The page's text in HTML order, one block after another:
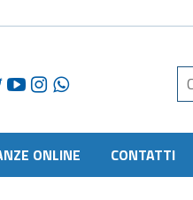
ONLINE CONTATTI